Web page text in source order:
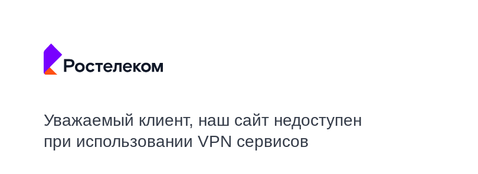
Уважаемый клиент, наш сайт недоступен
при использовании VPN сервисов